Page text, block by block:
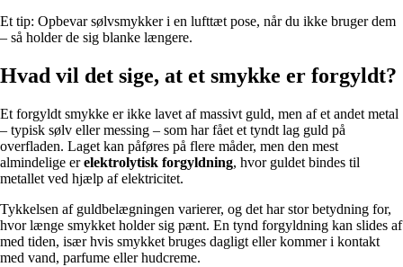
Et tip: Opbevar sølvsmykker i en lufttæt pose, når du ikke bruger dem
– så holder de sig blanke længere.
Hvad vil det sige, at et smykke er forgyldt?
Et forgyldt smykke er ikke lavet af massivt guld, men af et andet metal
– typisk sølv eller messing – som har fået et tyndt lag guld på
overfladen. Laget kan påføres på flere måder, men den mest
almindelige erelektrolytisk forgyldning, hvor guldet bindes til
metallet ved hjælp af elektricitet.
Tykkelsen af guldbelægningen varierer, og det har stor betydning for,
hvor længe smykket holder sig pænt. En tynd forgyldning kan slides af
med tiden, især hvis smykket bruges dagligt eller kommer i kontakt
med vand, parfume eller hudcreme.